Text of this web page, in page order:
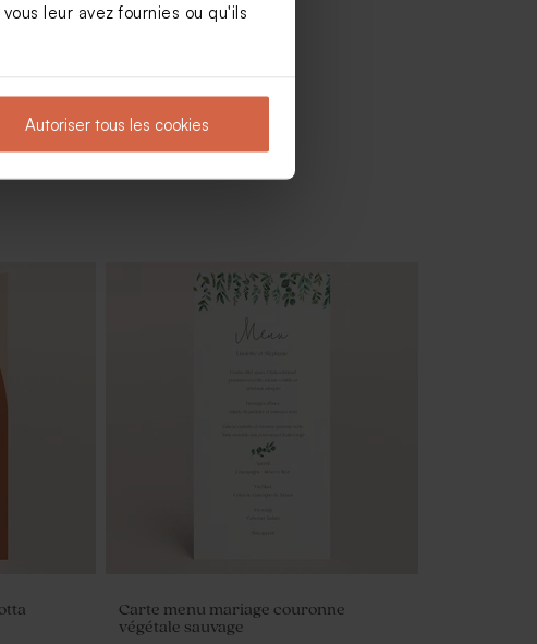
leur avez fournies ou qu'ils
Autoriser tous les cookies
Carte menu mariage couronne
végétale sauvage